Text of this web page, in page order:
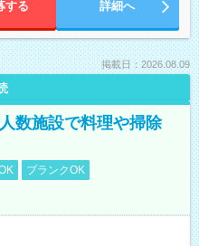
する 詳細へ
掲載日：2026.08.09
数施設で料理や掃除
ブランクOK